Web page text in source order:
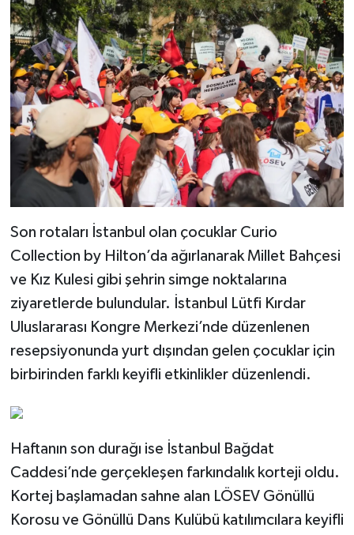
Son rotaları İstanbul olan çocuklar Curio
Collection by Hilton’da ağırlanarak Millet Bahçesi
ve Kız Kulesi gibi şehrin simge noktalarına
ziyaretlerde bulundular. İstanbul Lütfi Kırdar
Uluslararası Kongre Merkezi’nde düzenlenen
resepsiyonunda yurt dışından gelen çocuklar için
birbirinden farklı keyifli etkinlikler düzenlendi.
Haftanın son durağı ise İstanbul Bağdat
Caddesi’nde gerçekleşen farkındalık korteji oldu.
Kortej başlamadan sahne alan LÖSEV Gönüllü
Korosu ve Gönüllü Dans Kulübü katılımcılara keyifli